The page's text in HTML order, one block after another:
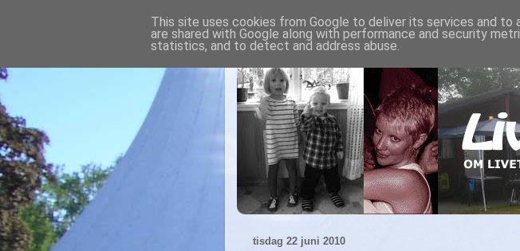
tisdag 22 juni 2010
This site uses cookies from Google to deliver its services and to
are shared with Google along with performance and security
statistics, and to detect and address abuse.